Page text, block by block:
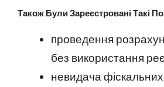
Також Були Зареєстровані Такі
проведення
без використання
невидача фіскальних